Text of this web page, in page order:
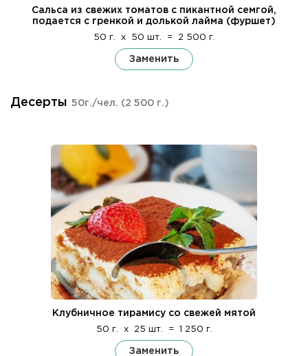
Сальса из свежих томатов с пикантной семгой,
подается с гренкой и долькой лайма (фуршет)
50 г. x 50 шт. = 2 500 г.
Заменить
Десерты 50г./чел. (2 500 г.)
Клубничное тирамису со свежей мятой
50 г. x 25 шт. = 1 250 г.
Заменить